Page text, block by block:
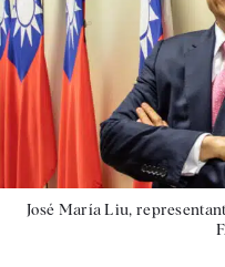
José María Liu,